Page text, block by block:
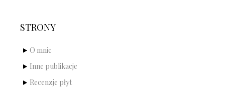
STRONY
O mnie
Inne publikacje
Recenzje płyt